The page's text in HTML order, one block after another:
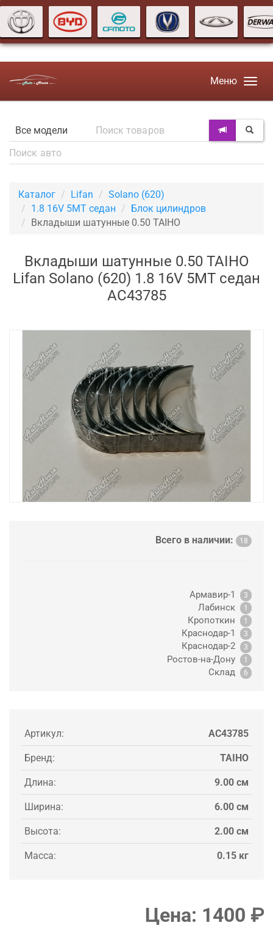
Меню
Каталог Lifan
Solano (620)
1.8 16V 5МТ седан
Блок цилиндров
Вкладыши шатунные 0.50 TAIHO
Вкладыши шатунные 0.50 TAIHO
Lifan Solano (620) 1.8 16V 5МТ седан
AC43785
Всего в наличии: 18
Армавир-1 3
Лабинск 1
Кропоткин 1
Краснодар-1 3
Краснодар-2 3
Ростов-на-Дону 1
Склад 6
Артикул: AC43785
Бренд: TAIHO
Длина: 9.00 см
Ширина: 6.00 см
Высота: 2.00 см
Масса: 0.15 кг
Цена: 1400 ₽